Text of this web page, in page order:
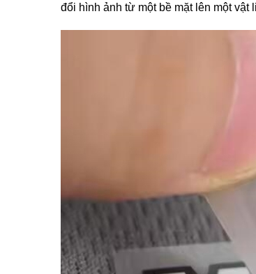
đổi hình ảnh từ một bề mặt lên một